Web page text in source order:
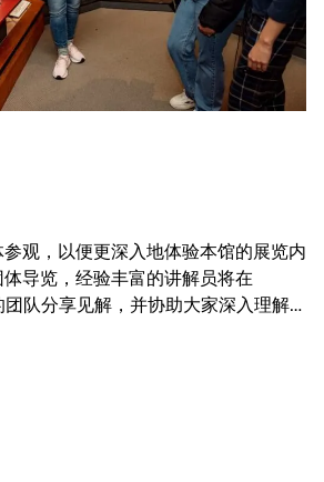
观，以便更深入地体验本馆的展览内
导览，经验丰富的讲解员将在
队分享见解，并协助大家深入理解